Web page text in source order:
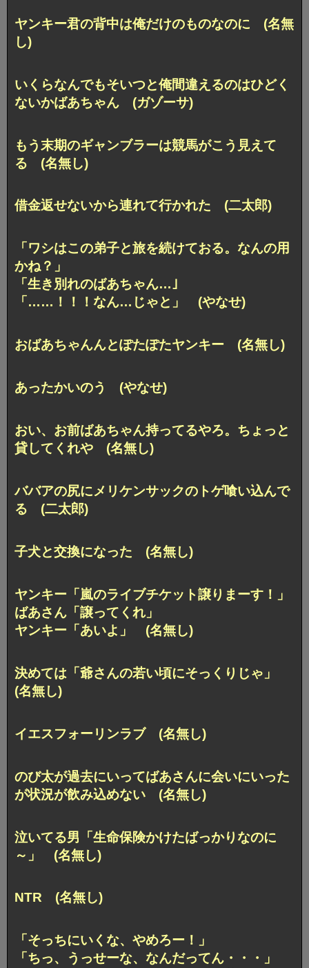
ヤンキー君の背中は俺だけのものなのに (名無
し)
いくらなんでもそいつと俺間違えるのはひどく
ないかばあちゃん (ガゾーサ)
もう末期のギャンブラーは競馬がこう見えて
る (名無し)
借金返せないから連れて行かれた (二太郎)
「ワシはこの弟子と旅を続けておる。なんの用
かね？」
「生き別れのばあちゃん…｣
「……！！！なん…じゃと」 (やなせ)
おばあちゃんんとぽたぽたヤンキー (名無し)
あったかいのう (やなせ)
おい、お前ばあちゃん持ってるやろ。ちょっと
貸してくれや (名無し)
ババアの尻にメリケンサックのトゲ喰い込んで
る (二太郎)
子犬と交換になった (名無し)
ヤンキー「嵐のライブチケット譲りまーす！」
ばあさん「譲ってくれ」
ヤンキー「あいよ」 (名無し)
決めては「爺さんの若い頃にそっくりじゃ」
(名無し)
イエスフォーリンラブ (名無し)
のび太が過去にいってばあさんに会いにいった
が状況が飲み込めない (名無し)
泣いてる男「生命保険かけたばっかりなのに
～」 (名無し)
NTR (名無し)
「そっちにいくな、やめろー！」
「ちっ、うっせーな、なんだってん・・・」